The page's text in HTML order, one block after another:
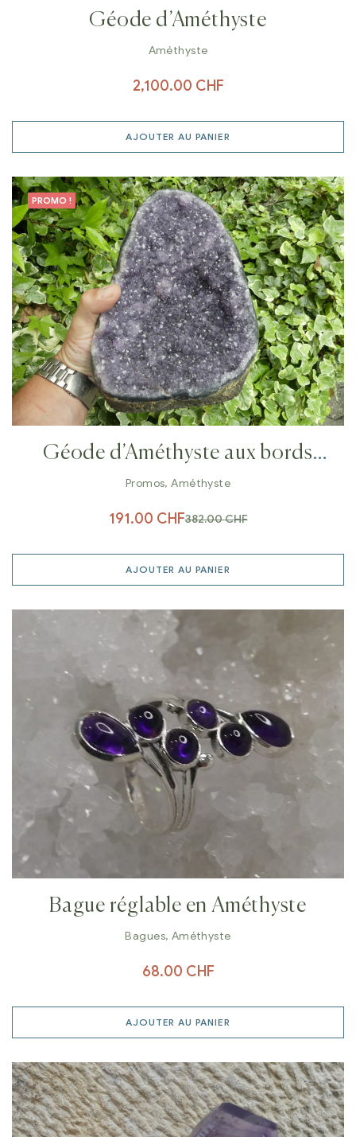
Géode d’Améthyste
Améthyste
2,100.00 CHF
AJOUTER AU PANIER
PROMO !
Géode d’Améthyste aux bords
polis
Promos,Améthyste
382.00CHF
191.00 CHF
AJOUTER AU PANIER
Bague réglable en Améthyste
Bagues, Améthyste
68.00 CHF
AJOUTER AU PANIER